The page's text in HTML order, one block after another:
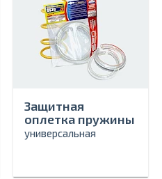
Защитная
оплетка пружины
универсальная